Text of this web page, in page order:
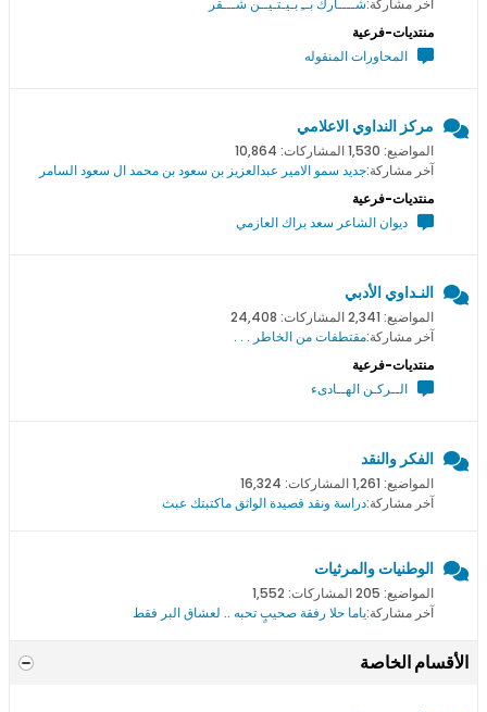
آخر مشاركة:شــــارك بــِ بـيـتـيــن شـــقر
منتديات-فرعية
المحاورات المنقوله
مركز النداوي الاعلامي
المواضيع: 1,530 المشاركات: 10,864
آخر مشاركة:جديد سمو اﻻمير عبدالعزيز بن سعود بن محمد ال سعود السامر
منتديات-فرعية
ديوان الشاعر سعد براك العازمي
النـداوي الأدبي
المواضيع: 2,341 المشاركات: 24,408
آخر مشاركة:مقتطفات من الخاطر . . .
منتديات-فرعية
الــركـن الهــادىء
الفكر والنقد
المواضيع: 1,261 المشاركات: 16,324
آخر مشاركة:دراسة ونقد قصيدة الواثق ماكتبتك عبث
الوطنيات والمرثيات
المواضيع: 205 المشاركات: 1,552
آخر مشاركة:ياما حلا رفقة صحيبٍ تحبه .. لعشاق البر فقط
الأقسام الخاصة